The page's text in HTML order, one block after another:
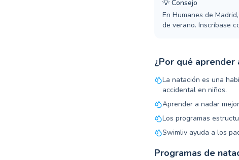
💡 Consejo
En Humanes de
de verano. Inscríbase
¿Por qué aprender
La natación es una
accidental en niños.
Aprender a nadar
Los programas
Swimliv ayuda a los
Programas de